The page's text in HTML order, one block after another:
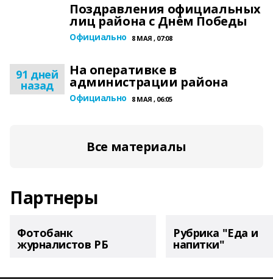
Поздравления официальных
лиц района с Днём Победы
Официально 8 МАЯ , 07:08
91 дней
назад
На оперативке в
администрации района
Официально 8 МАЯ , 06:05
Все материалы
Партнеры
Фотобанк
журналистов РБ
Рубрика "Еда и
напитки"